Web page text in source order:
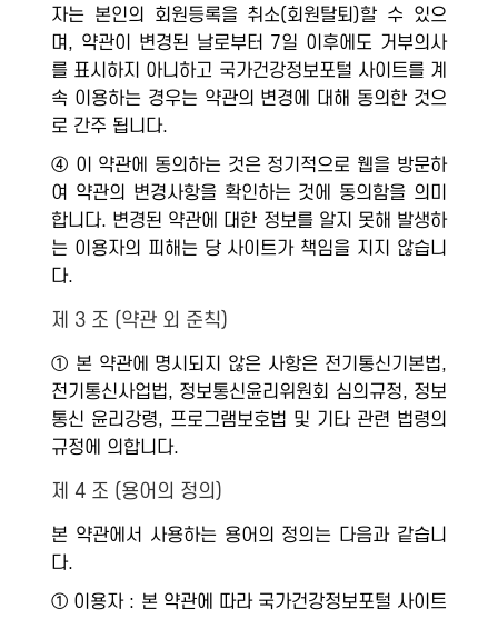
자는 본인의 회원등록을 취소(회원탈퇴)할 수 있으
며, 약관이 변경된 날로부터 7일 이후에도 거부의사
를 표시하지 아니하고 국가건강정보포털 사이트를 계
속 이용하는 경우는 약관의 변경에 대해 동의한 것으
로 간주 됩니다.
④ 이 약관에 동의하는 것은 정기적으로 웹을 방문하
여 약관의 변경사항을 확인하는 것에 동의함을 의미
합니다. 변경된 약관에 대한 정보를 알지 못해 발생하
는 이용자의 피해는 당 사이트가 책임을 지지 않습니
다.
제 3 조 (약관 외 준칙)
① 본 약관에 명시되지 않은 사항은 전기통신기본법,
전기통신사업법, 정보통신윤리위원회 심의규정, 정보
통신 윤리강령, 프로그램보호법 및 기타 관련 법령의
규정에 의합니다.
제 4 조 (용어의 정의)
본 약관에서 사용하는 용어의 정의는 다음과 같습니
다.
① 이용자 : 본 약관에 따라 국가건강정보포털 사이트